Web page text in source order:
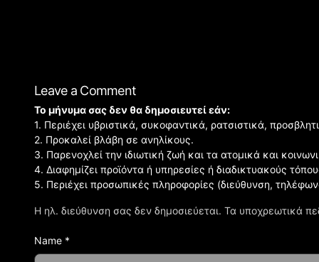
Leave a Comment
Η ηλ. διεύθυνση σας δεν δημοσιεύεται. Τα υποχρεωτικά
Το μήνυμα σας δεν θα δημοσιευτεί εάν:
1. Περιέχει υβριστικά, συκοφαντικά, ρατσιστικά,
2. Προκαλεί βλάβη σε ανηλίκους.
3. Παρενοχλεί την ιδιωτική ζωή και τα ατομικά και
4. Διαφημίζει προϊόντα ή υπηρεσίες ή διαδικτυακούς
5. Περιέχει προσωπικές πληροφορίες (διεύθυνση,
Name *